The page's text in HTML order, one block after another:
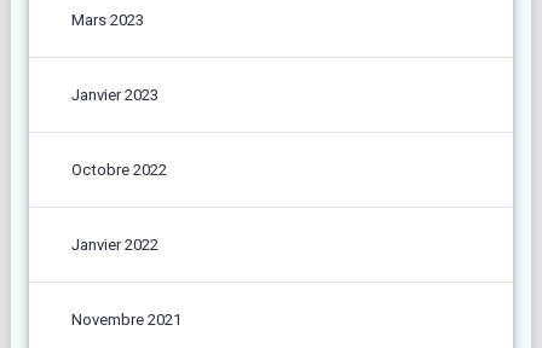
Mars 2023
Janvier 2023
Octobre 2022
Janvier 2022
Novembre 2021